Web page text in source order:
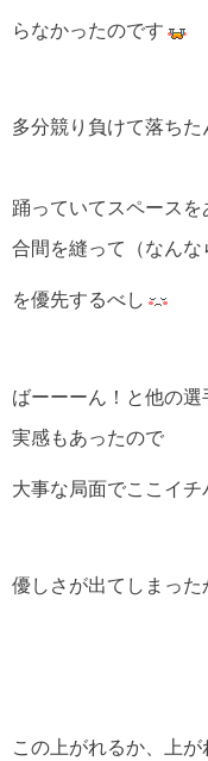
らなかったのです
多分競り負けて落ちた
踊っていてスペース
合間を縫って（なん
を優先するべし
ばーーーん！と他の
実感もあったので
大事な局面でここイ
優しさが出てしまった
この上がれるか、上